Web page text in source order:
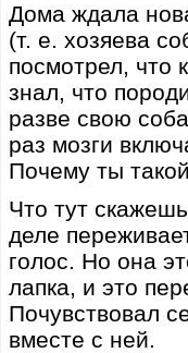
Дома ждала
(т. е. хозяева
посмотрел, что
знал, что
разве свою
раз мозги
Почему ты
Что тут
деле
голос. Но она
лапка, и это
Почувствовал
вместе с ней.